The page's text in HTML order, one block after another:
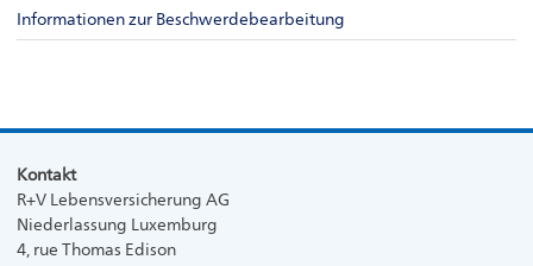
Informationen zur Beschwerdebearbeitung
Kontakt
R+V Lebensversicherung AG
Niederlassung Luxemburg
4, rue Thomas Edison